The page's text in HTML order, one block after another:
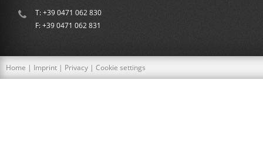
T:+39 0471 062 830
F: +39 0471 062 831
Home | Imprint | Privacy | Cookie settings